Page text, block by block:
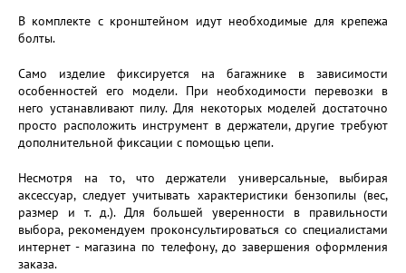
В комплекте с кронштейном идут необходимые для крепежа
болты.
Само изделие фиксируется на багажнике в зависимости
особенностей его модели. При необходимости перевозки в
него устанавливают пилу. Для некоторых моделей достаточно
просто расположить инструмент в держатели, другие требуют
дополнительной фиксации с помощью цепи.
Несмотря на то, что держатели универсальные, выбирая
аксессуар, следует учитывать характеристики бензопилы (вес,
размер и т. д.). Для большей уверенности в правильности
выбора, рекомендуем проконсультироваться со специалистами
интернет - магазина по телефону, до завершения оформления
заказа.